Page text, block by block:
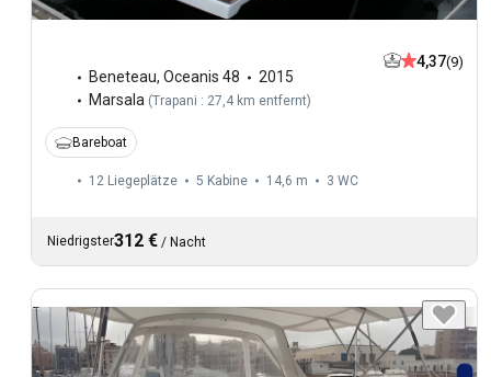
Beneteau, Oceanis 48
2015
Marsala (Trapani : 27,4 km entfernt)
4,37(9)
Bareboat
12 Liegeplätze 5 Kabine 14,6 m 3 WC
Niedrigster312 € / Nacht